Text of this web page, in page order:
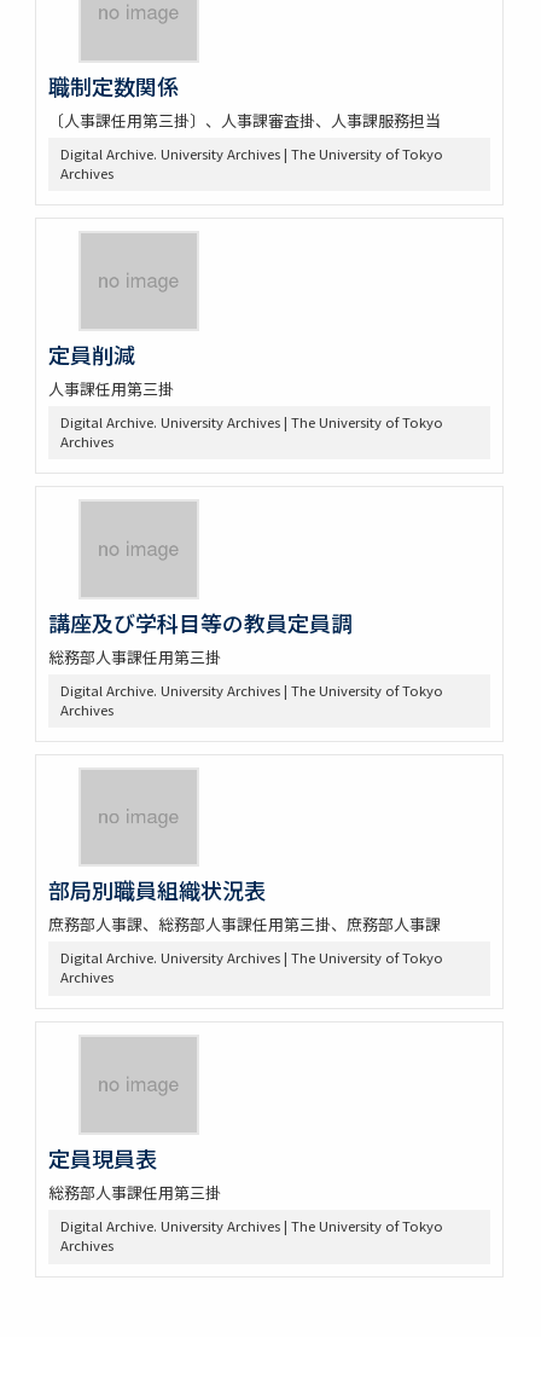
職制定数関係
〔人事課任用第三掛〕、人事課審査掛、人事課服務担当
Digital Archive. University Archives | The University of Tokyo
Archives
定員削減
人事課任用第三掛
Digital Archive. University Archives | The University of Tokyo
Archives
講座及び学科目等の教員定員調
総務部人事課任用第三掛
Digital Archive. University Archives | The University of Tokyo
Archives
部局別職員組織状況表
庶務部人事課、総務部人事課任用第三掛、庶務部人事課
Digital Archive. University Archives | The University of Tokyo
Archives
定員現員表
総務部人事課任用第三掛
Digital Archive. University Archives | The University of Tokyo
Archives